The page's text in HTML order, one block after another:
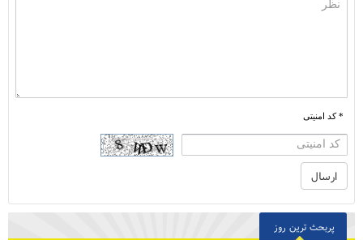
* کد امنیتی
پربحث ترین روز